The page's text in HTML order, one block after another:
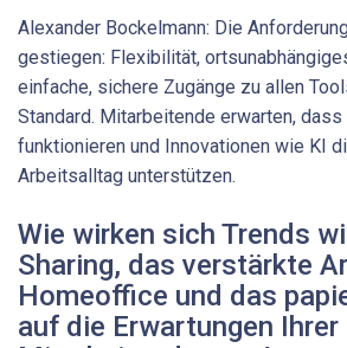
Alexander Bockelmann: Die
gestiegen: Flexibilität,
einfache, sichere Zugänge zu allen
Standard. Mitarbeitende erwarten,
funktionieren und Innovationen wie KI
Arbeitsalltag unterstützen.
Wie wirken sich Trends
Sharing, das verstärkte
Homeoffice und das
auf die Erwartungen Ihrer